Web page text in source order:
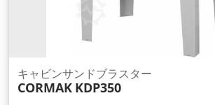
キャビンサンドブラスター
CORMAK KDP350